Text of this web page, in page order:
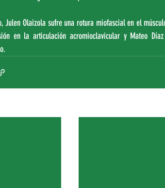
Julen Olaizola sufre una rotura miofascial en el
en la articulación acromioclavicular y Mateo